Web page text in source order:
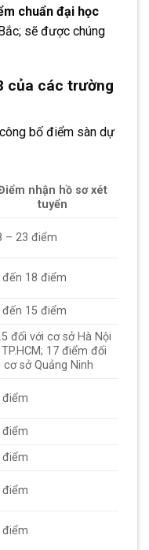
chuẩn đại học
sẽ được chúng
của các trường
bố điểm sàn dự
nhận hồ sơ xét
tuyển
– 23 điểm
đến 18 điểm
đến 15 điểm
đối với cơ sở Hà Nội
17 điểm đối
cơ sở Quảng Ninh
điểm
điểm
điểm
điểm
điểm